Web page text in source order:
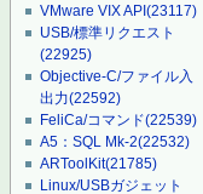
VMware VIX API(23117)
USB/標準リクエスト
(22925)
Objective-C/ファイル入
出力(22592)
FeliCa/コマンド(22539)
A5：SQL Mk-2(22532)
ARToolKit(21785)
Linux/USBガジェット